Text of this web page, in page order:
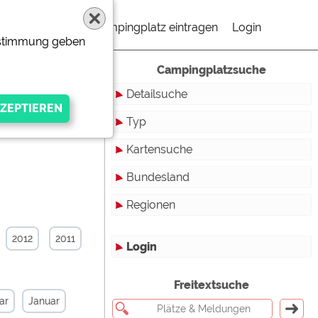
Campingplatz eintragen Login
2012 2011
Januar
Campingplatzsuche
Detailsuche
Typ
Touristikstellplätze
Dauerstellplätze
Reisemobilstellplätze
Bungalows
Kartensuche
Bundesland
Baden-Württemberg
Brandenburg
Regionen
Login
Freitextsuche
geben
Anbieters